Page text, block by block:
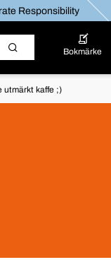
Responsibility
Bokmärke
utmärkt kaffe ;)